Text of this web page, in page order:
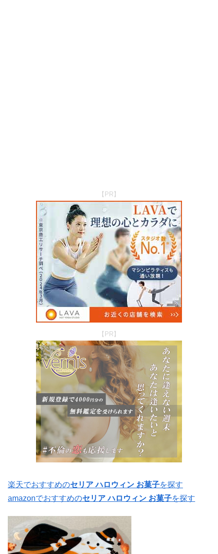
【PR】
【PR】
楽天でおすすめのセリア ハロウィン お菓子を探す
amazonでおすすめのセリア ハロウィン お菓子を探す